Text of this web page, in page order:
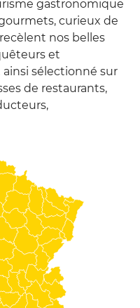
gastronomique
curieux de
nos belles
et
sélectionné sur
de restaurants,